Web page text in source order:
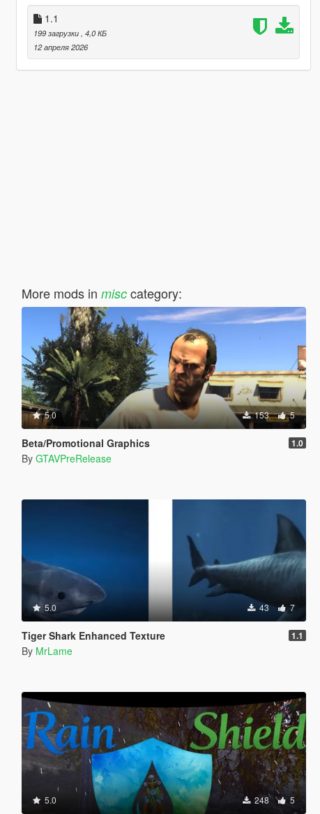
1.1
199 загрузки , 4,0 КБ
12 апреля 2026
More mods in misccategory:
5.0 153 5
Beta/Promotional Graphics 1.0
By GTAVPreRelease
5.0 43 7
Tiger Shark Enhanced Texture 1.1
By MrLame
5.0 248 5